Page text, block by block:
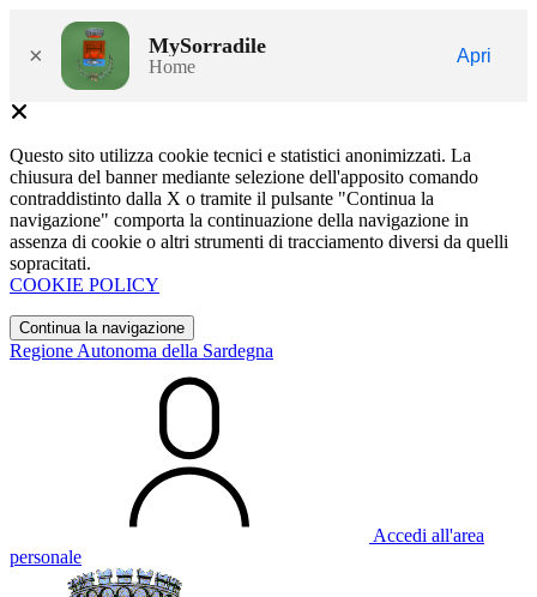
× MySorradile
Home
Apri
Questo sito utilizza cookie tecnici e statistici anonimizzati. La
chiusura del banner mediante selezione dell'apposito comando
contraddistinto dalla X o tramite il pulsante "Continua la
navigazione" comporta la continuazione della navigazione in
assenza di cookie o altri strumenti di tracciamento diversi da quelli
sopracitati.
COOKIE POLICY
Continua la navigazione
Regione Autonoma della Sardegna
Accedi all'area
personale